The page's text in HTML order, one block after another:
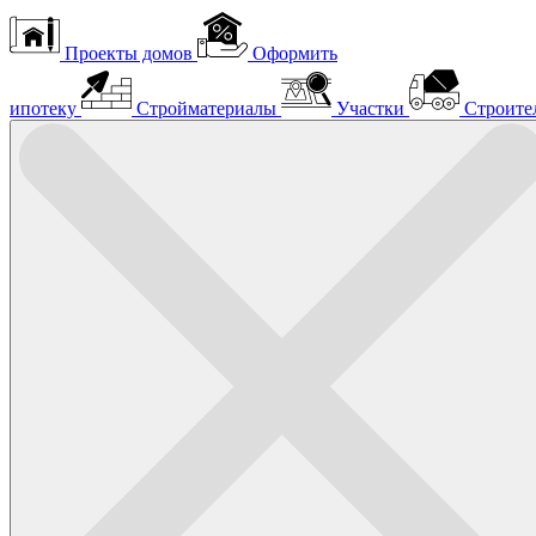
Проекты домов Оформить
ипотеку Стройматериалы Участки